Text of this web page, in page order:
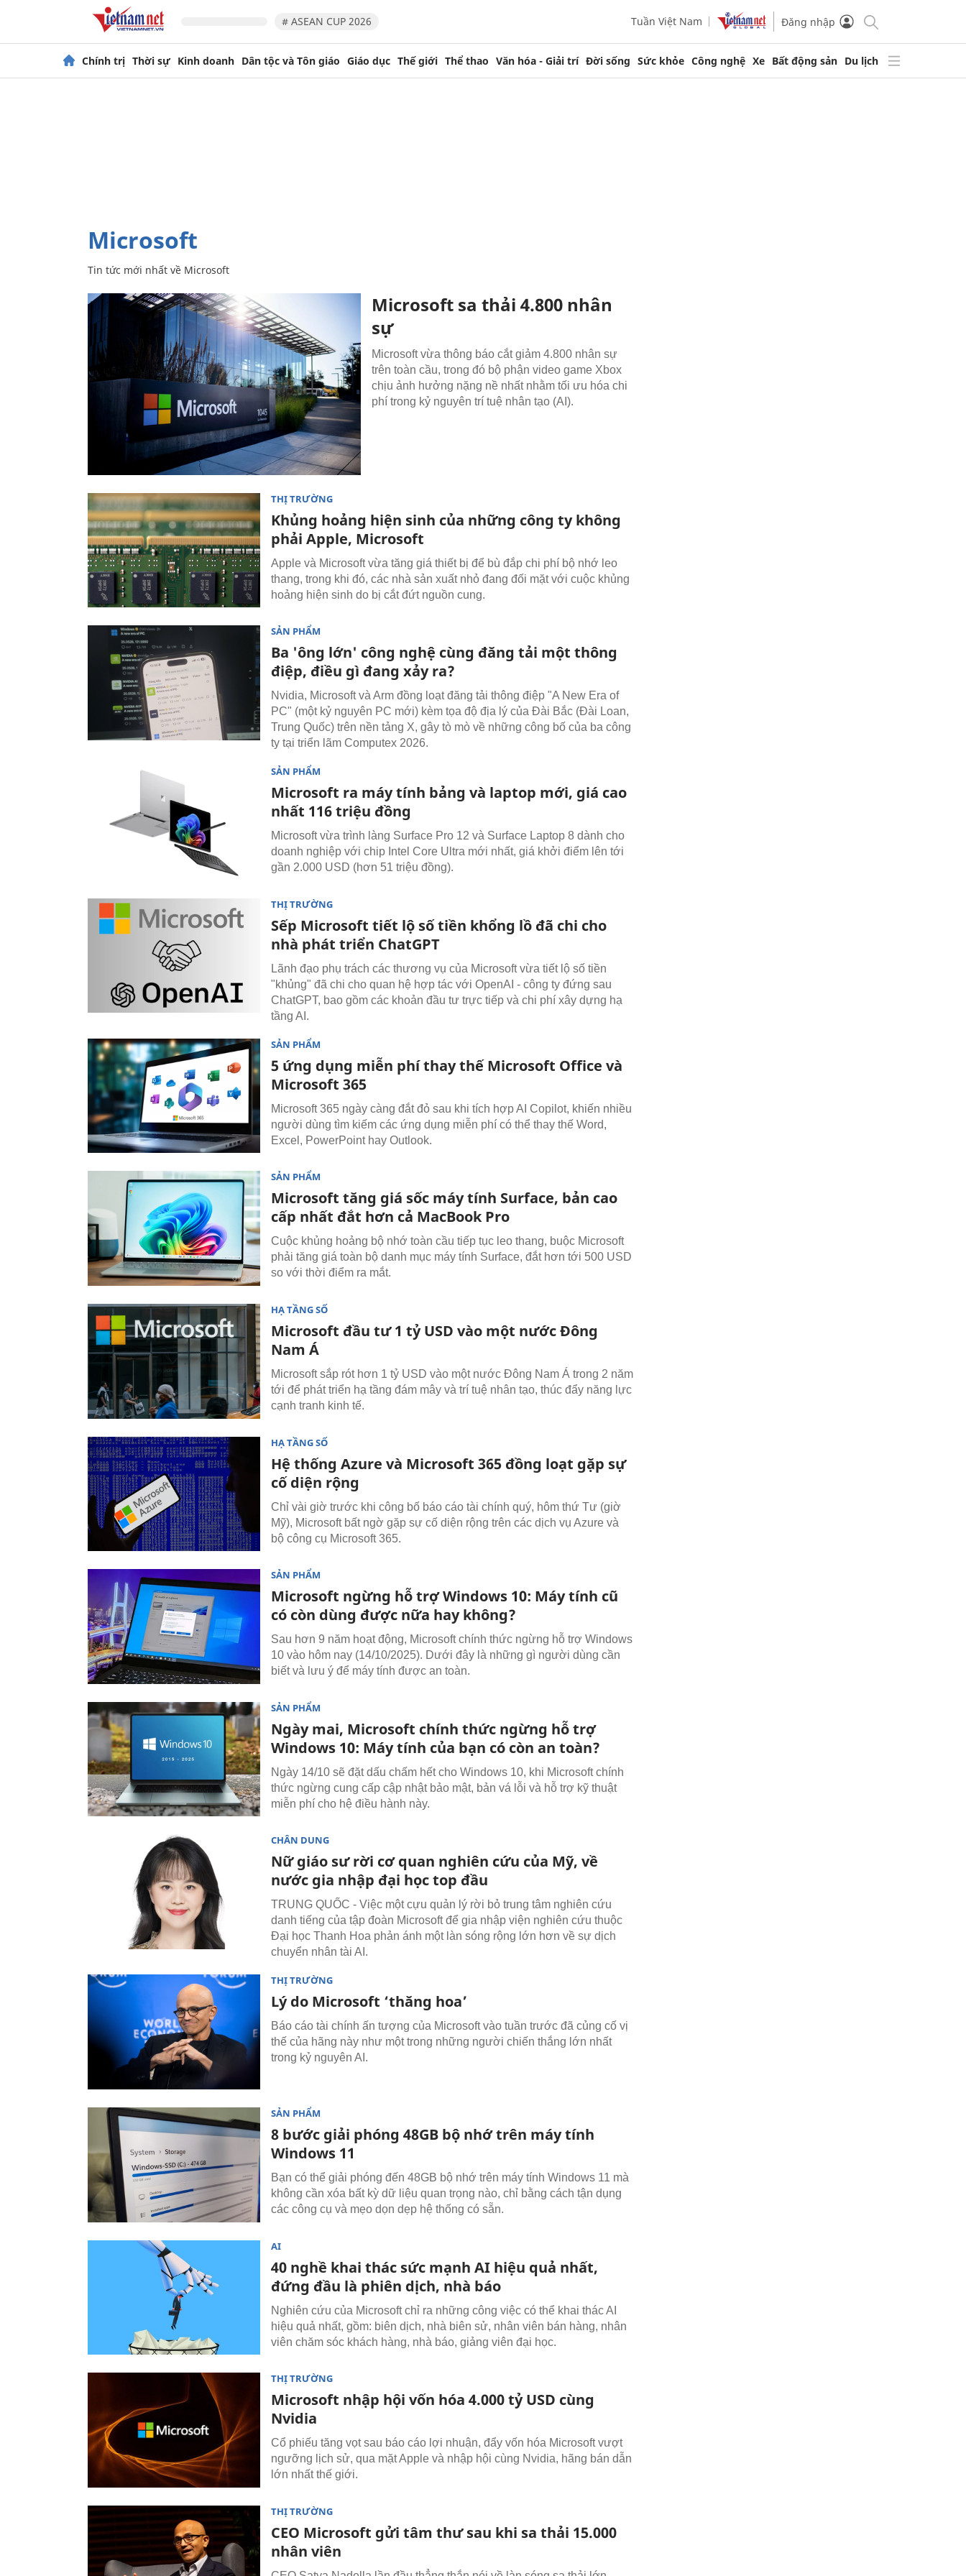
# ASEAN CUP 2026 Tuần Việt Nam Đăng nhập
Chính trị Thời sự Kinh doanh Dân tộc và Tôn giáo Giáo dục Thế giới Thể thao Văn hóa - Giải trí Đời sống Sức khỏe Công nghệ Xe Bất động sản Du lịch
Microsoft
Tin tức mới nhất về Microsoft
Microsoft sa thải 4.800 nhân
sự
Microsoft vừa thông báo cắt giảm 4.800 nhân sự
trên toàn cầu, trong đó bộ phận video game Xbox
chịu ảnh hưởng nặng nề nhất nhằm tối ưu hóa chi
phí trong kỷ nguyên trí tuệ nhân tạo (AI).
THỊ TRƯỜNG
Khủng hoảng hiện sinh của những công ty không
phải Apple, Microsoft
Apple và Microsoft vừa tăng giá thiết bị để bù đắp chi phí bộ nhớ leo
thang, trong khi đó, các nhà sản xuất nhỏ đang đối mặt với cuộc khủng
hoảng hiện sinh do bị cắt đứt nguồn cung.
SẢN PHẨM
Ba 'ông lớn' công nghệ cùng đăng tải một thông
điệp, điều gì đang xảy ra?
Nvidia, Microsoft và Arm đồng loạt đăng tải thông điệp "A New Era of
PC" (một kỷ nguyên PC mới) kèm tọa độ địa lý của Đài Bắc (Đài Loan,
Trung Quốc) trên nền tảng X, gây tò mò về những công bố của ba công
ty tại triển lãm Computex 2026.
SẢN PHẨM
Microsoft ra máy tính bảng và laptop mới, giá cao
nhất 116 triệu đồng
Microsoft vừa trình làng Surface Pro 12 và Surface Laptop 8 dành cho
doanh nghiệp với chip Intel Core Ultra mới nhất, giá khởi điểm lên tới
gần 2.000 USD (hơn 51 triệu đồng).
THỊ TRƯỜNG
Sếp Microsoft tiết lộ số tiền khổng lồ đã chi cho
nhà phát triển ChatGPT
Lãnh đạo phụ trách các thương vụ của Microsoft vừa tiết lộ số tiền
"khủng" đã chi cho quan hệ hợp tác với OpenAI - công ty đứng sau
ChatGPT, bao gồm các khoản đầu tư trực tiếp và chi phí xây dựng hạ
tầng AI.
SẢN PHẨM
5 ứng dụng miễn phí thay thế Microsoft Office và
Microsoft 365
Microsoft 365 ngày càng đắt đỏ sau khi tích hợp AI Copilot, khiến nhiều
người dùng tìm kiếm các ứng dụng miễn phí có thể thay thế Word,
Excel, PowerPoint hay Outlook.
SẢN PHẨM
Microsoft tăng giá sốc máy tính Surface, bản cao
cấp nhất đắt hơn cả MacBook Pro
Cuộc khủng hoảng bộ nhớ toàn cầu tiếp tục leo thang, buộc Microsoft
phải tăng giá toàn bộ danh mục máy tính Surface, đắt hơn tới 500 USD
so với thời điểm ra mắt.
HẠ TẦNG SỐ
Microsoft đầu tư 1 tỷ USD vào một nước Đông
Nam Á
Microsoft sắp rót hơn 1 tỷ USD vào một nước Đông Nam Á trong 2 năm
tới để phát triển hạ tầng đám mây và trí tuệ nhân tạo, thúc đẩy năng lực
cạnh tranh kinh tế.
HẠ TẦNG SỐ
Hệ thống Azure và Microsoft 365 đồng loạt gặp sự
cố diện rộng
Chỉ vài giờ trước khi công bố báo cáo tài chính quý, hôm thứ Tư (giờ
Mỹ), Microsoft bất ngờ gặp sự cố diện rộng trên các dịch vụ Azure và
bộ công cụ Microsoft 365.
SẢN PHẨM
Microsoft ngừng hỗ trợ Windows 10: Máy tính cũ
có còn dùng được nữa hay không?
Sau hơn 9 năm hoạt động, Microsoft chính thức ngừng hỗ trợ Windows
10 vào hôm nay (14/10/2025). Dưới đây là những gì người dùng cần
biết và lưu ý để máy tính được an toàn.
SẢN PHẨM
Ngày mai, Microsoft chính thức ngừng hỗ trợ
Windows 10: Máy tính của bạn có còn an toàn?
Ngày 14/10 sẽ đặt dấu chấm hết cho Windows 10, khi Microsoft chính
thức ngừng cung cấp cập nhật bảo mật, bản vá lỗi và hỗ trợ kỹ thuật
miễn phí cho hệ điều hành này.
CHÂN DUNG
Nữ giáo sư rời cơ quan nghiên cứu của Mỹ, về
nước gia nhập đại học top đầu
TRUNG QUỐC - Việc một cựu quản lý rời bỏ trung tâm nghiên cứu
danh tiếng của tập đoàn Microsoft để gia nhập viện nghiên cứu thuộc
Đại học Thanh Hoa phản ánh một làn sóng rộng lớn hơn về sự dịch
chuyển nhân tài AI.
THỊ TRƯỜNG
Lý do Microsoft ‘thăng hoa’
Báo cáo tài chính ấn tượng của Microsoft vào tuần trước đã củng cố vị
thế của hãng này như một trong những người chiến thắng lớn nhất
trong kỷ nguyên AI.
SẢN PHẨM
8 bước giải phóng 48GB bộ nhớ trên máy tính
Windows 11
Bạn có thể giải phóng đến 48GB bộ nhớ trên máy tính Windows 11 mà
không cần xóa bất kỳ dữ liệu quan trọng nào, chỉ bằng cách tận dụng
các công cụ và mẹo dọn dẹp hệ thống có sẵn.
AI
40 nghề khai thác sức mạnh AI hiệu quả nhất,
đứng đầu là phiên dịch, nhà báo
Nghiên cứu của Microsoft chỉ ra những công việc có thể khai thác AI
hiệu quả nhất, gồm: biên dịch, nhà biên sử, nhân viên bán hàng, nhân
viên chăm sóc khách hàng, nhà báo, giảng viên đại học.
THỊ TRƯỜNG
Microsoft nhập hội vốn hóa 4.000 tỷ USD cùng
Nvidia
Cổ phiếu tăng vọt sau báo cáo lợi nhuận, đẩy vốn hóa Microsoft vượt
ngưỡng lịch sử, qua mặt Apple và nhập hội cùng Nvidia, hãng bán dẫn
lớn nhất thế giới.
THỊ TRƯỜNG
CEO Microsoft gửi tâm thư sau khi sa thải 15.000
nhân viên